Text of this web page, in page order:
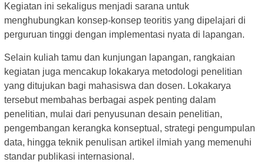
Kegiatan ini sekaligus menjadi sarana untuk
menghubungkan konsep-konsep teoritis yang dipelajari di
perguruan tinggi dengan implementasi nyata di lapangan.
Selain kuliah tamu dan kunjungan lapangan, rangkaian
kegiatan juga mencakup lokakarya metodologi penelitian
yang ditujukan bagi mahasiswa dan dosen. Lokakarya
tersebut membahas berbagai aspek penting dalam
penelitian, mulai dari penyusunan desain penelitian,
pengembangan kerangka konseptual, strategi pengumpulan
data, hingga teknik penulisan artikel ilmiah yang memenuhi
standar publikasi internasional.